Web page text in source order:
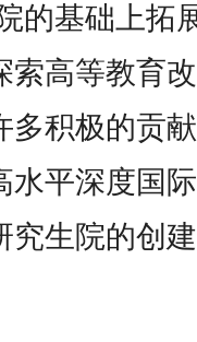
的基础上拓
索高等教育
积极的贡
水平深度国
究生院的创